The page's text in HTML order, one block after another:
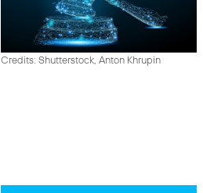
Credits: Shutterstock, Anton Khrupin